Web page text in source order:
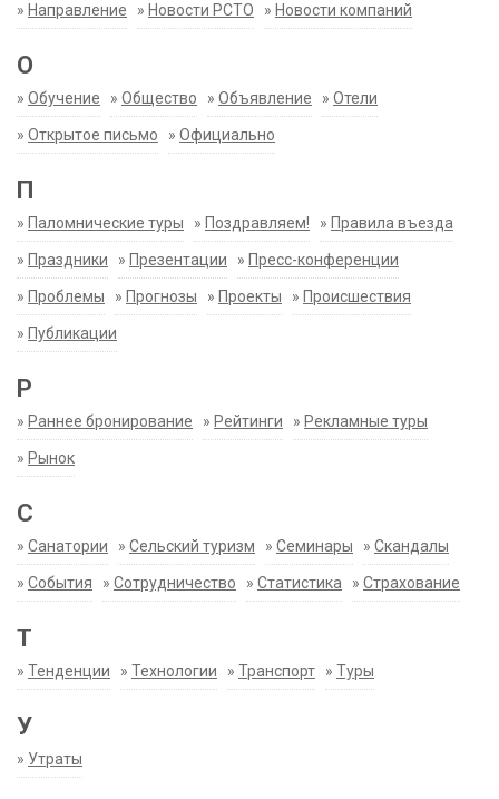
» Направление » Новости РСТО » Новости компаний
О
» Обучение » Общество » Объявление » Отели
» Открытое письмо » Официально
П
» Паломнические туры » Поздравляем! » Правила въезда
» Праздники » Презентации » Пресс-конференции
» Проблемы » Прогнозы » Проекты » Происшествия
» Публикации
Р
» Раннее бронирование » Рейтинги » Рекламные туры
» Рынок
С
» Санатории » Сельский туризм » Семинары » Скандалы
» События » Сотрудничество » Статистика » Страхование
Т
» Тенденции » Технологии » Транспорт » Туры
У
» Утраты